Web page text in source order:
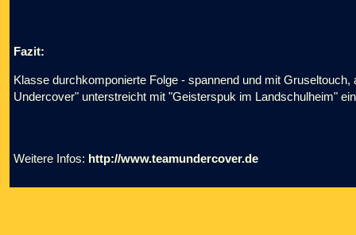
Fazit:
Klasse durchkomponierte Folge - spannend und mit
Undercover" unterstreicht mit "Geisterspuk im Landschulheim"
Weitere Infos: http://www.teamundercover.de